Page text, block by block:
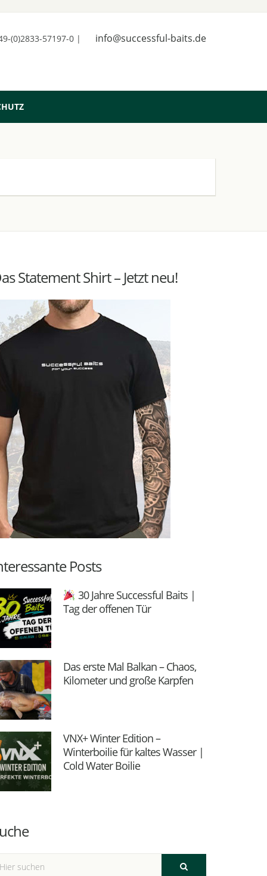
(0)2833-57197-0 | info@successful-baits.de
Statement Shirt – Jetzt neu!
Posts
30 Jahre Successful Baits |
Tag der offenen Tür
Das erste Mal Balkan – Chaos,
Kilometer und große Karpfen
VNX+ Winter Edition –
Winterboilie für kaltes Wasser |
Cold Water Boilie